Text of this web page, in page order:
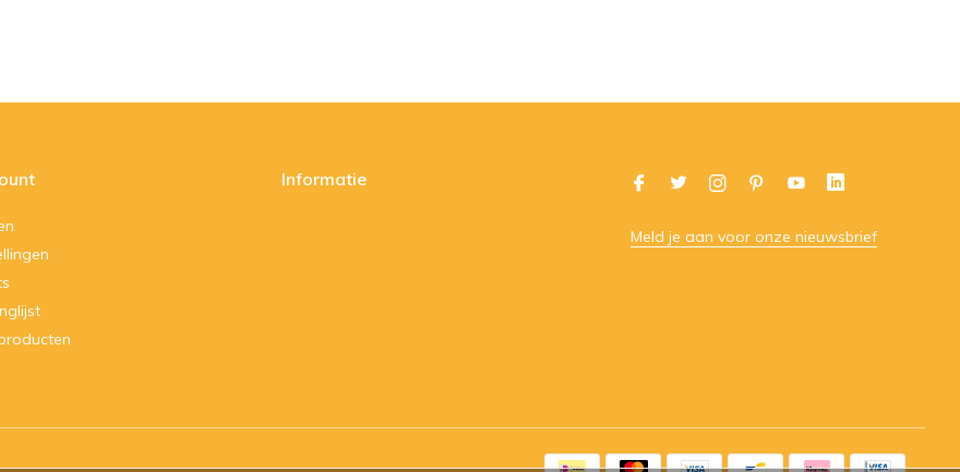
Informatie
Meld je aan voor onze nieuwsbrief